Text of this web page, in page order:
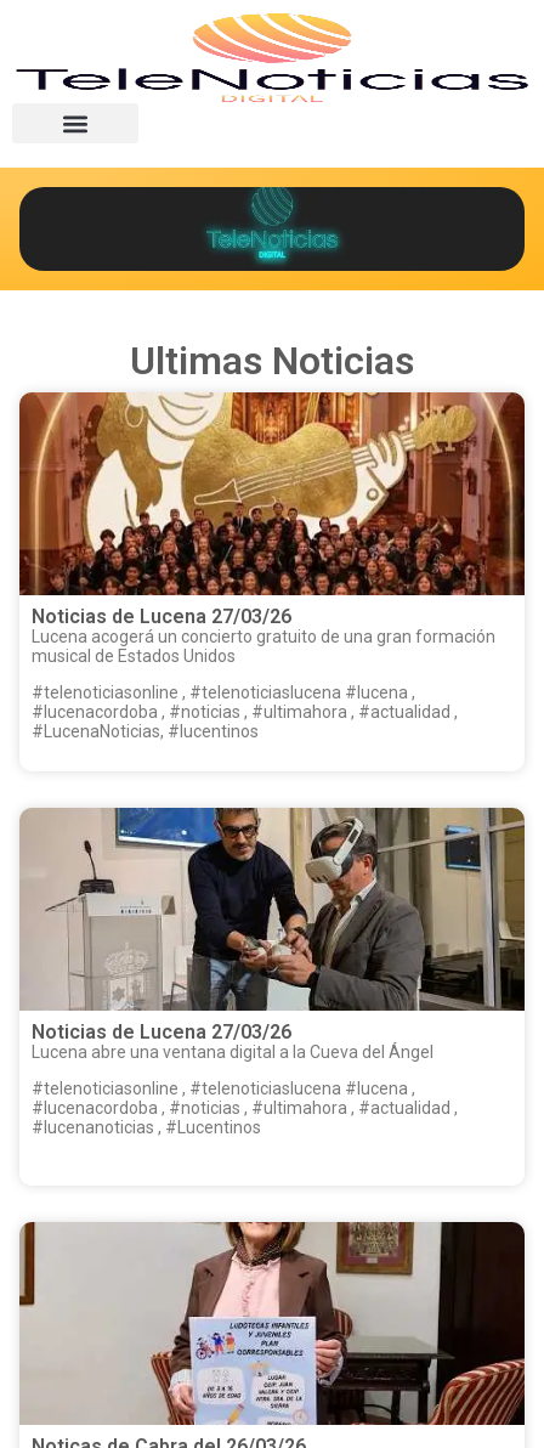
Ultimas Noticias
Noticias de Lucena 27/03/26
Lucena acogerá un concierto gratuito de una gran formación
musical de Estados Unidos
#telenoticiasonline , #telenoticiaslucena #lucena ,
#lucenacordoba , #noticias , #ultimahora , #actualidad ,
#LucenaNoticias, #lucentinos
Noticias de Lucena 27/03/26
Lucena abre una ventana digital a la Cueva del Ángel
#telenoticiasonline , #telenoticiaslucena #lucena ,
#lucenacordoba , #noticias , #ultimahora , #actualidad ,
#lucenanoticias , #Lucentinos